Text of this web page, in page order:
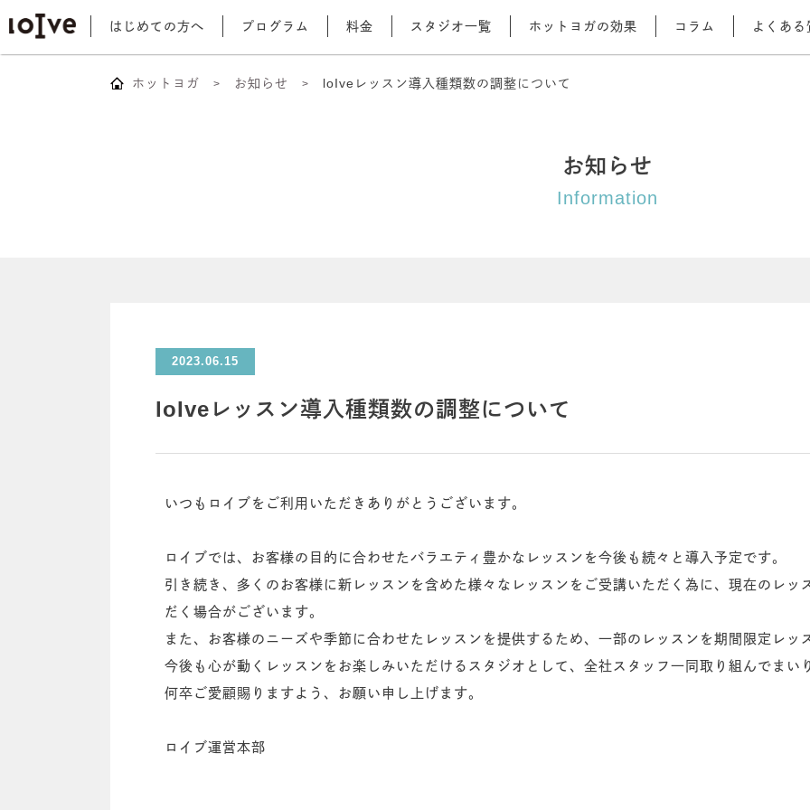
はじめての方へ プログラム 料金 スタジオ一覧 ホットヨガの効果 コラム よくある
ホットヨガ お知らせ loIveレッスン導入種類数の調整について
お知らせ
Information
2023.06.15
loIveレッスン導入種類数の調整について
いつもロイブをご利用いただきありがとうございます。
ロイブでは、お客様の目的に合わせたバラエティ豊かなレッスンを今後も続々と導入予定です。
引き続き、多くのお客様に新レッスンを含めた様々なレッスンをご受講いただく為に、現在のレッ
だく場合がございます。
また、お客様のニーズや季節に合わせたレッスンを提供するため、一部のレッスンを期間限定レッ
今後も心が動くレッスンをお楽しみいただけるスタジオとして、全社スタッフ一同取り組んでまい
何卒ご愛顧賜りますよう、お願い申し上げます。
ロイブ運営本部